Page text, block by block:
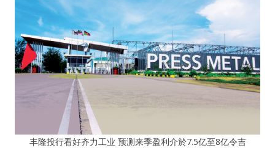
丰隆投行看好齐力工业 预测来季盈利介於7.5亿至8亿令吉